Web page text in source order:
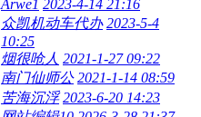
Arwe1 2023-4-14 21:16
众凯机动车代办 2023-5-4
10:25
烟很呛人 2021-1-27 09:22
南门仙师公 2021-1-14 08:59
苦海沉浮 2023-6-20 14:23